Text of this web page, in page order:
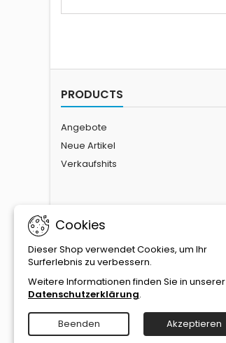
PRODUCTS
Angebote
Neue Artikel
Verkaufshits
Cookies
Dieser Shop verwendet Cookies, um Ihr
Surferlebnis zu verbessern.
Weitere Informationen finden Sie in unserer
Datenschutzerklärung.
Beenden Akzeptieren